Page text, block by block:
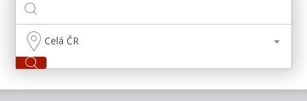
Celá ČR